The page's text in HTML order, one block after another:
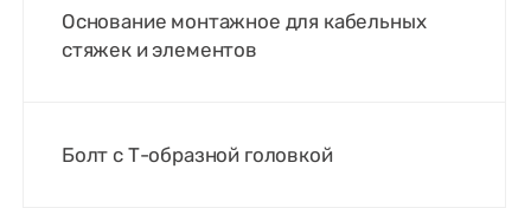
Основание монтажное для кабельных
стяжек и элементов
Болт с Т-образной головкой